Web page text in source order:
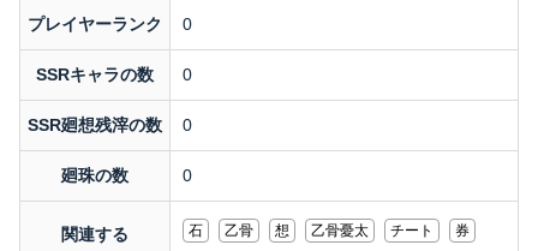
プレイヤーランク 0
SSRキャラの数 0
SSR廻想残滓の数 0
廻珠の数 0
関連する
石 乙骨 想 乙骨憂太 チート
券